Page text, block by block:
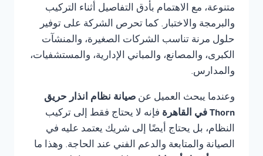
متنوعة، مع الاهتمام بأدق التفاصيل أثناء التركيب
والبرمجة والاختبار. كما تحرص الشركة على توفير
حلول مرنة تناسب الشركات الصغيرة، والمنشآت
الكبرى، والمصانع، والمباني الإدارية، والمستشفيات،
والمدارس.
وعندما يبحث العميل عن صيانة نظام انذار حريق
Thorn في القاهرة
فإنه لا يحتاج فقط إلى تركيب
النظام، بل يحتاج أيضًا إلى شريك يعتمد عليه في
الصيانة والمتابعة والدعم الفني عند الحاجة. وهذا ما